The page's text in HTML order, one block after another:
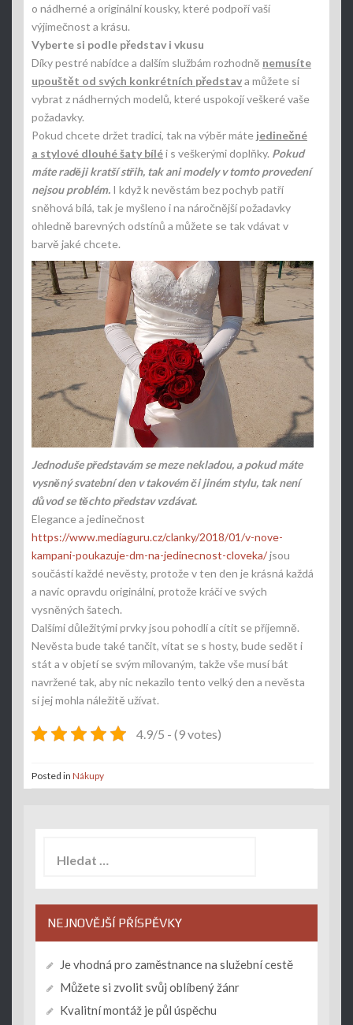
o nádherné a originální kousky, které podpoří vaší
výjimečnost a krásu.
Vyberte si podle představ i vkusu
Díky pestré nabídce a dalším službám rozhodně nemusíte
upouštět od svých konkrétních představa můžete si
vybrat z nádherných modelů, které uspokojí veškeré vaše
požadavky.
Pokud chcete držet tradici, tak na výběr máte jedinečné
a stylové dlouhé šaty bíléi s veškerými doplňky. Pokud
máte raději kratší střih, tak ani modely v tomto provedení
nejsou problém. I když k nevěstám bez pochyb patří
sněhová bílá, tak je myšleno i na náročnější požadavky
ohledně barevných odstínů a můžete se tak vdávat v
barvě jaké chcete.
Jednoduše představám se meze nekladou, a pokud máte
vysněný svatební den v takovém či jiném stylu, tak není
důvod se těchto představ vzdávat.
Elegance a jedinečnost
https://www.mediaguru.cz/clanky/2018/01/v-nove-
kampani-poukazuje-dm-na-jedinecnost-cloveka/jsou
součástí každé nevěsty, protože v ten den je krásná každá
a navíc opravdu originální, protože kráčí ve svých
vysněných šatech.
Dalšími důležitými prvky jsou pohodlí a cítit se příjemně.
Nevěsta bude také tančit, vítat se s hosty, bude sedět i
stát a v objetí se svým milovaným, takže vše musí bát
navržené tak, aby nic nekazilo tento velký den a nevěsta
si jej mohla náležitě užívat.
4.9/5 - (9 votes)
Posted in Nákupy
NEJNOVĚJŠÍ PŘÍSPĚVKY
Je vhodná pro zaměstnance na služební cestě
Můžete si zvolit svůj oblíbený žánr
Kvalitní montáž je půl úspěchu